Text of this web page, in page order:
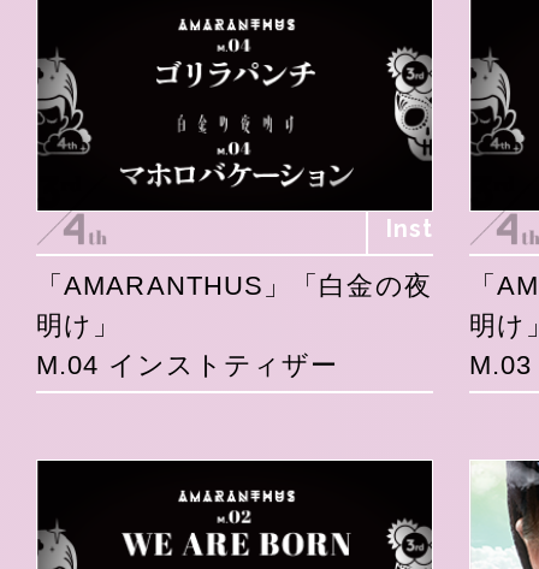
Inst
「AMARANTHUS」「白金の夜
明け」
M.04 インストティザー
「
明け